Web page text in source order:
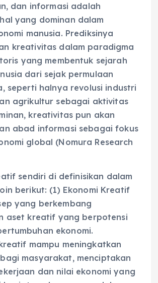
dan informasi adalah
yang dominan dalam
manusia. Prediksinya
kreativitas dalam paradigma
yang membentuk sejarah
dari sejak permulaan
seperti halnya revolusi industri
agrikultur sebagai aktivitas
kreativitas pun akan
abad informasi sebagai fokus
global (Nomura Research
sendiri di definisikan dalam
berikut: (1) Ekonomi Kreatif
yang berkembang
aset kreatif yang berpotensi
ekonomi.
mampu meningkatkan
masyarakat, menciptakan
dan nilai ekonomi yang